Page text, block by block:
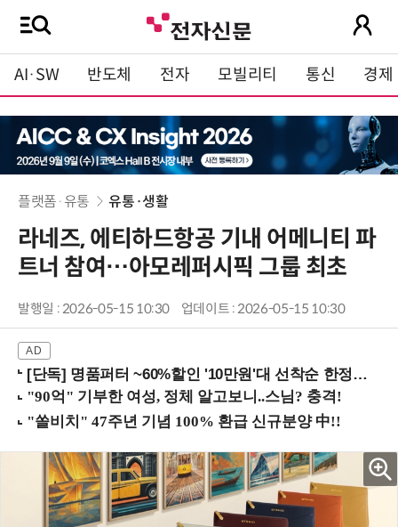
AI·SW 반도체 전자 모빌리티 통신 경제
플랫폼·유통 유통·생활
라네즈, 에티하드항공 기내 어메니티 파
트너 참여…아모레퍼시픽 그룹 최초
발행일 : 2026-05-15 10:30 업데이트 : 2026-05-15 10:30
[단독] 명품퍼터 ~60%할인 '10만원'대 선착순 한정판매!